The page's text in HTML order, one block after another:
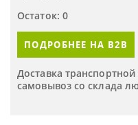
Остаток: 0
ПОДРОБНЕЕ НА B2B
Доставка
самовывоз со склада